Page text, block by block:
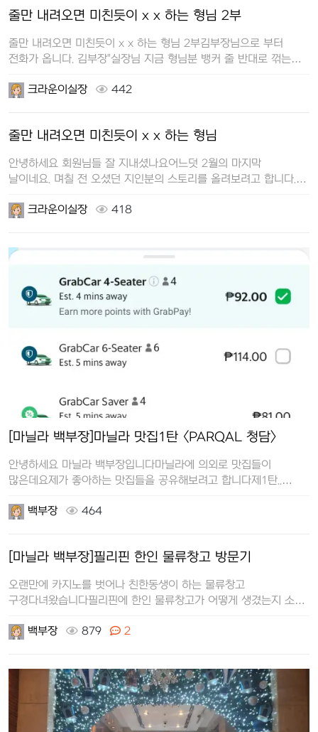
줄만 내려오면 미친듯이 x x 하는 형님 2부
줄만 내려오면 미친듯이 x x 하는 형님 2부 김부장님으로 부터
전화가 옵니다. 김부장"실장님 지금 형님분 뱅커 줄 반대로 꺾는
크라운이실장
442
줄만 내려오면 미친듯이 x x 하는 형님
안녕하세요 회원님들 잘 지내셨나요어느덧 2월의 마지막
날이네요. 며칠 전 오셨던 지인분의 스토리를 올려보려고 합니다.
크라운이실장
418
[마닐라 백부장]마닐라 맛집1탄 <PARQAL 청담>
안녕하세요 마닐라 백부장입니다마닐라에 의외로 맛집들이
많은데요제가 좋아하는 맛집들을 공유해보려고 합니다제1탄..
백부장
464
[마닐라 백부장]필리핀 한인 물류창고 방문기
오랜만에 카지노를 벗어나 친한동생이 하는 물류창고
구경다녀왔습니다필리핀에 한인 물류창고가 어떻게 생겼는지 소개
백부장
879 2